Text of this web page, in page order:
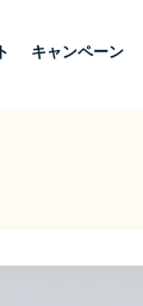
キャンペーン